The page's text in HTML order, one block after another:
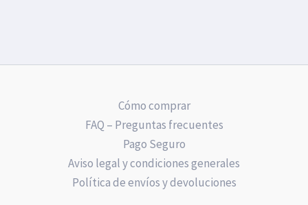
Cómo comprar
FAQ – Preguntas frecuentes
Pago Seguro
Aviso legal y condiciones generales
Política de envíos y devoluciones